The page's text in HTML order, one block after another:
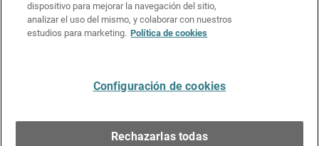
Política de privacidad
Kit de medios y marca
dispositivo para mejorar la navegación del sitio,
analizar el uso del mismo, y colaborar con nuestros
estudios para marketing. Política de cookies
Configuración de cookies
Rechazarlas todas